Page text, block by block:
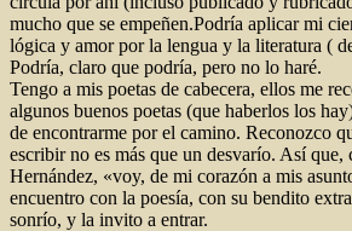
mucho que se empeñen.Podría aplicar mi
lógica y amor por la lengua y la literatura (
Podría, claro que podría, pero no lo haré.
Tengo a mis poetas de cabecera, ellos me
algunos buenos poetas (que haberlos los
de encontrarme por el camino. Reconozco
escribir no es más que un desvarío. Así
Hernández, «voy, de mi corazón a mis
encuentro con la poesía, con su bendito
sonrío, y la invito a entrar.